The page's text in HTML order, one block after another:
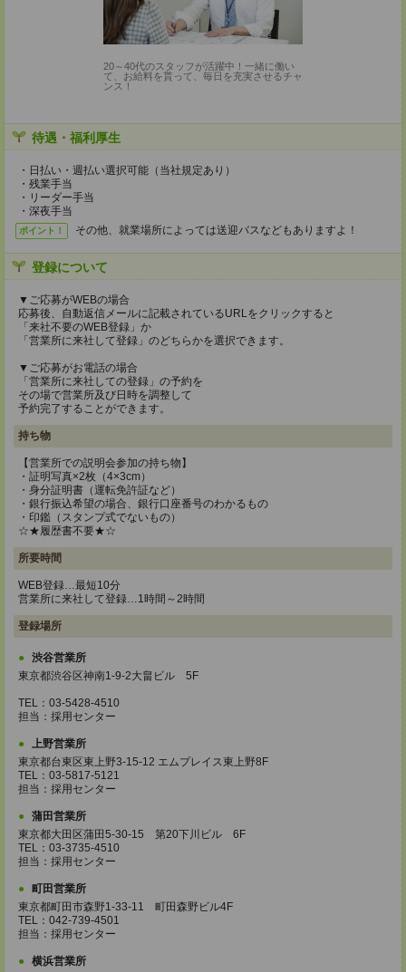
20～40代のスタッフが活躍中！一緒に働い
て、お給料を貰って、毎日を充実させるチャ
ンス！
待遇・福利厚生
・日払い・週払い選択可能（当社規定あり）
・残業手当
・リーダー手当
・深夜手当
ポイント！ その他、就業場所によっては送迎バスなどもありますよ！
登録について
▼ご応募がWEBの場合
応募後、自動返信メールに記載されているURLをクリックすると
「来社不要のWEB登録」か
「営業所に来社して登録」のどちらかを選択できます。
▼ご応募がお電話の場合
「営業所に来社しての登録」の予約を
その場で営業所及び日時を調整して
予約完了することができます。
持ち物
【営業所での説明会参加の持ち物】
・証明写真×2枚（4×3cm）
・身分証明書（運転免許証など）
・銀行振込希望の場合、銀行口座番号のわかるもの
・印鑑（スタンプ式でないもの）
☆★履歴書不要★☆
所要時間
WEB登録…最短10分
営業所に来社して登録…1時間～2時間
登録場所
渋谷営業所
東京都渋谷区神南1-9-2大畠ビル 5F
TEL：03-5428-4510
担当：採用センター
上野営業所
東京都台東区東上野3-15-12 エムプレイス東上野8F
TEL：03-5817-5121
担当：採用センター
蒲田営業所
東京都大田区蒲田5-30-15 第20下川ビル 6F
TEL：03-3735-4510
担当：採用センター
町田営業所
東京都町田市森野1-33-11 町田森野ビル4F
TEL：042-739-4501
担当：採用センター
横浜営業所